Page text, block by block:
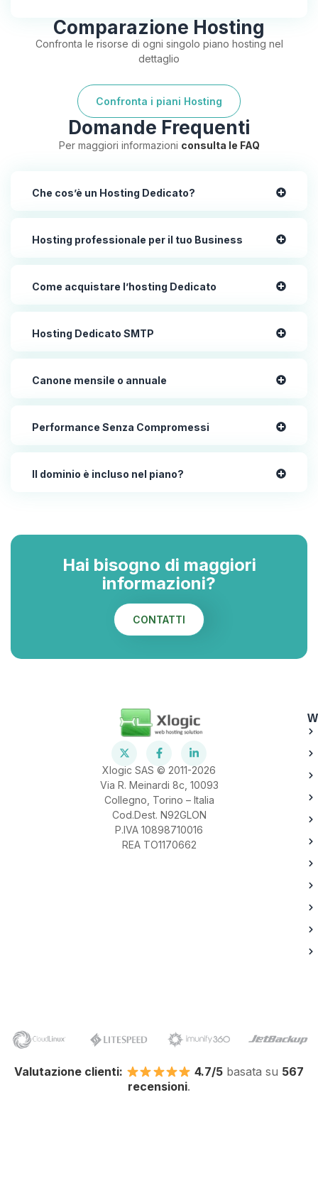
Comparazione Hosting
Confronta le risorse di ogni singolo piano hosting nel
dettaglio
Confronta i piani Hosting
Domande Frequenti
Per maggiori informazioni consulta le FAQ
Che cos’è un Hosting Dedicato?
Hosting professionale per il tuo Business
Come acquistare l’hosting Dedicato
Hosting Dedicato SMTP
Canone mensile o annuale
Performance Senza Compromessi
Il dominio è incluso nel piano?
Hai bisogno di maggiori
informazioni?
CONTATTI
Xlogic SAS © 2011-2026
Via R. Meinardi 8c, 10093
Collegno, Torino – Italia
Cod.Dest. N92GLON
P.IVA 10898710016
REA TO1170662
Valutazione clienti: 4.7/5 basata su 567
recensioni.